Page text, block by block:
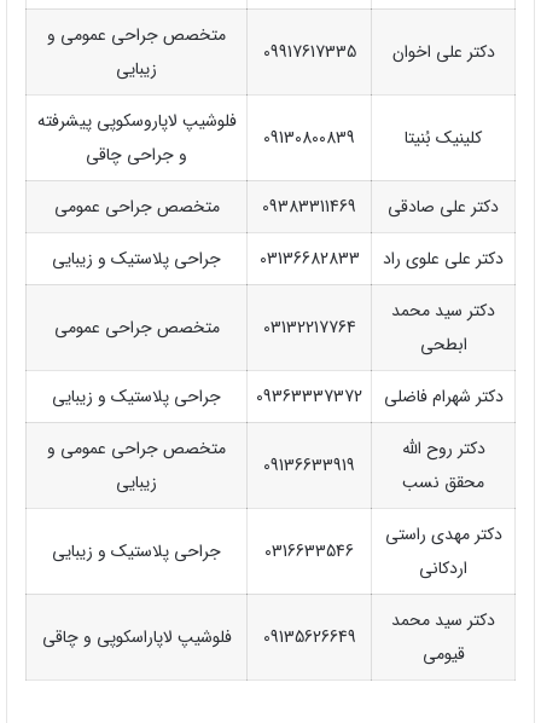
دکتر علی اخوان 09917617335
متخصص جراحی عمومی و
زیبایی
کلینیک بُنیتا 09130800839
فلوشیپ لاپاروسکوپی پیشرفته
و جراحی چاقی
دکتر علی صادقی
09383311469
متخصص جراحی عمومی
دکتر علی علوی راد
03136682833
جراحی پلاستیک و زیبایی
دکتر سید محمد
ابطحی
03132217764 متخصص جراحی عمومی
دکتر شهرام فاضلی 09363337372
جراحی پلاستیک و زیبایی
دکتر روح الله
محقق نسب
09136633919
متخصص جراحی عمومی و
زیبایی
دکتر مهدی راستی
اردکانی
0316633546 جراحی پلاستیک و زیبایی
دکتر سید محمد
قیومی
09135626649 فلوشیپ لاپاراسکوپی و چاقی